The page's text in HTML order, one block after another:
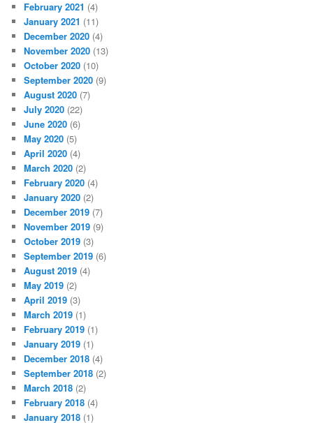
February 2021 (4)
January 2021 (11)
December 2020 (4)
November 2020 (13)
October 2020 (10)
September 2020 (9)
August 2020 (7)
July 2020 (22)
June 2020 (6)
May 2020 (5)
April 2020 (4)
March 2020 (2)
February 2020 (4)
January 2020 (2)
December 2019 (7)
November 2019 (9)
October 2019 (3)
September 2019 (6)
August 2019 (4)
May 2019 (2)
April 2019 (3)
March 2019 (1)
February 2019 (1)
January 2019 (1)
December 2018 (4)
September 2018 (2)
March 2018 (2)
February 2018 (4)
January 2018 (1)